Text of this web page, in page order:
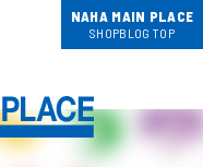
NAHA MAIN PLACE
SHOPBLOG TOP